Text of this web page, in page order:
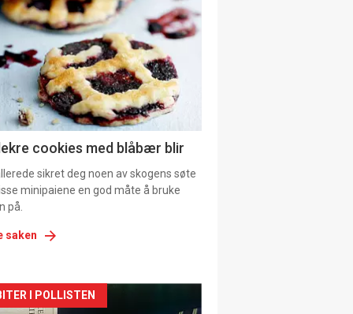
cookies med blåbær blir
sikret deg noen av skogens søte
minipaiene en god måte å bruke
på.
saken
I POLLISTEN